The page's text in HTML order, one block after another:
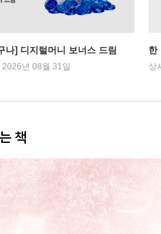
나] 디지털머니 보너스 드림
년 08월 31일
한
상
책